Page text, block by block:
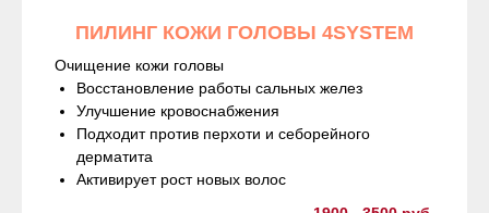
ПИЛИНГ КОЖИ ГОЛОВЫ 4SYSTEM
Очищение кожи головы
Восстановление работы сальных желез
Улучшение кровоснабжения
Подходит против перхоти и себорейного
дерматита
Активирует рост новых волос